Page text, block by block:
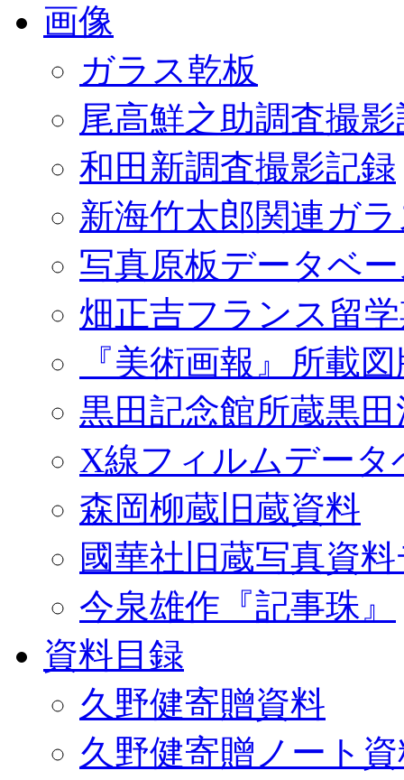
画像
ガラス乾板
尾高鮮之助調査撮
和田新調査撮影記録
新海竹太郎関連ガ
写真原板データベ
畑正吉フランス留
『美術画報』所載
黒田記念館所蔵黒
X線フィルムデータ
森岡柳蔵旧蔵資料
國華社旧蔵写真資
今泉雄作『記事珠』
資料目録
久野健寄贈資料
久野健寄贈ノート